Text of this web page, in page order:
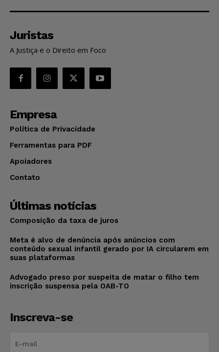
Juristas
A Justiça e o Direito em Foco
Empresa
Política de Privacidade
Ferramentas para PDF
Apoiadores
Contato
Últimas notícias
Composição da taxa de juros
Meta é alvo de denúncia após anúncios com
conteúdo sexual infantil gerado por IA circularem em
suas plataformas
Advogado preso por suspeita de matar o filho tem
inscrição suspensa pela OAB-TO
Inscreva-se